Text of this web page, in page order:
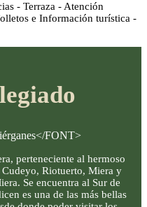
- Terraza - Atención
e Información turística -
perteneciente al hermoso
Riotuerto, Miera y
Se encuentra al Sur de
es una de las más bellas